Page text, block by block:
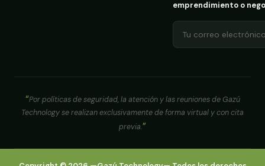
emprendimiento o
Por políticas de seguridad, la atención y las reuniones de Gazú
Technology se realizan exclusivamente de forma virtual y con cita
previa.